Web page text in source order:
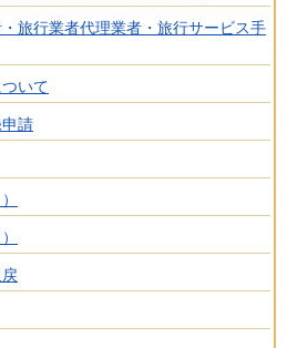
旅行業者代理業者・旅行サービス手
いて
請